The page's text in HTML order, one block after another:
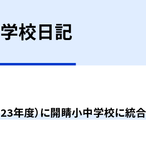
学校日記
年度）に開睛小中学校に統合